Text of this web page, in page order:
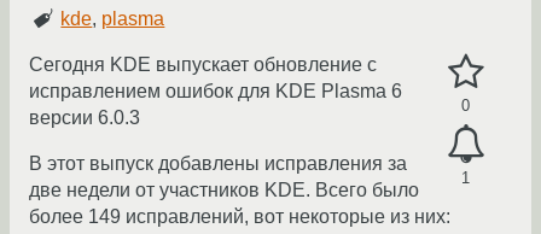
kde, plasma
0
1
Сегодня KDE выпускает обновление с
исправлением ошибок для KDE Plasma 6
версии 6.0.3
В этот выпуск добавлены исправления за
две недели от участников KDE. Всего было
более 149 исправлений, вот некоторые из них: